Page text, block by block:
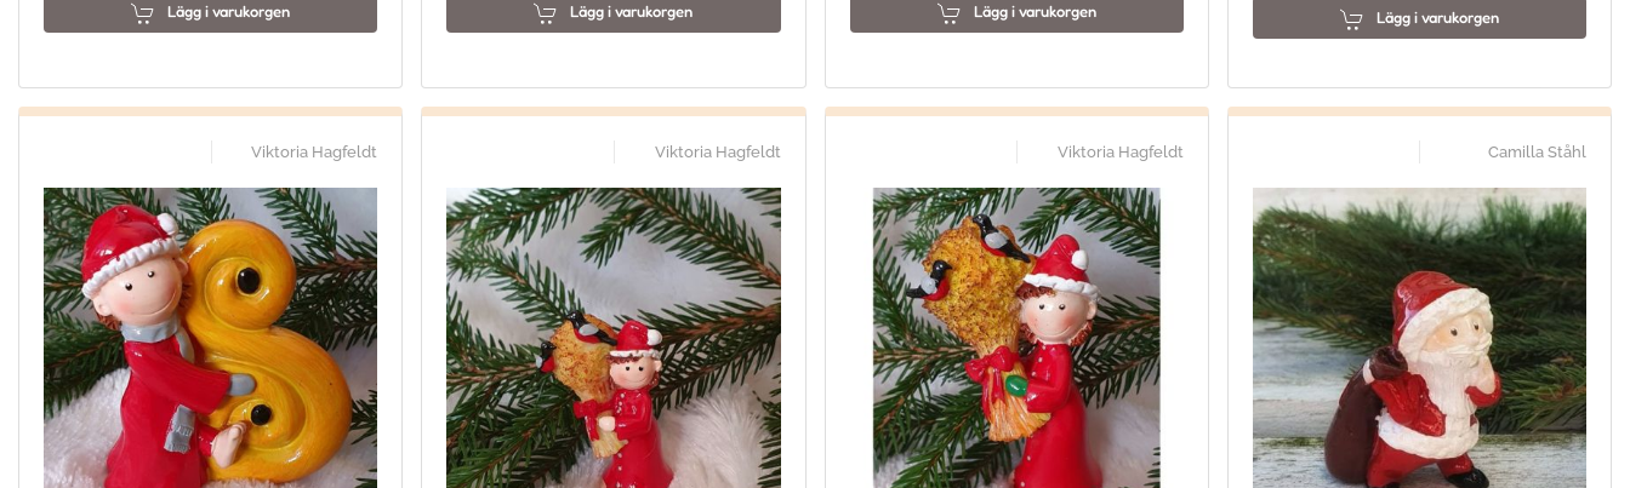
Lägg i varukorgen Lägg i varukorgen Lägg i varukorgen Lägg i varukorgen
Viktoria Hagfeldt Viktoria Hagfeldt Viktoria Hagfeldt Camilla Ståhl